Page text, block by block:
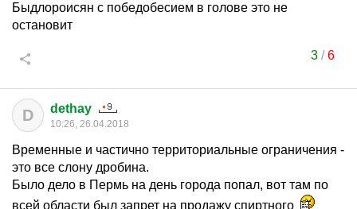
Быдлороисян с победобесием в голове это не
остановит
3/6
D dethay
10:26, 26.04.2018
Временные и частично территориальные ограничения -
это все слону дробина.
Было дело в Пермь на день города попал, вот там по
всей области был запрет на продажу спиртного